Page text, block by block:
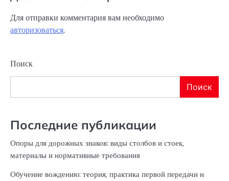
Для отправки комментария вам необходимо
авторизоваться.
Поиск
Поиск
Последние публикации
Опоры для дорожных знаков: виды столбов и стоек,
материалы и нормативные требования
Обучение вождению: теория, практика первой передачи и